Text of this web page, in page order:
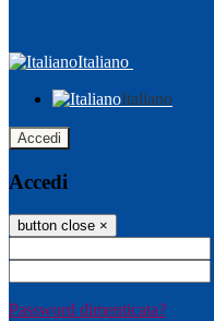
Italiano
Italiano
Accedi
Accedi
button close ×
Password dimenticata?